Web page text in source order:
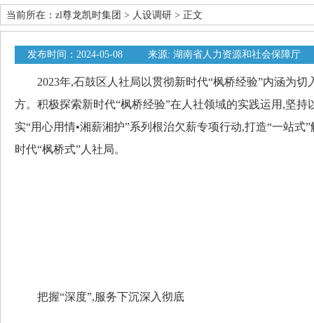
当前所在： zl尊龙凯时集团 > 人设调研 > 正文
发布时间：2024-05-08 来源: 湖南省人力资源和社会保障厅
2023年,石鼓区人社局以贯彻新时代“枫桥经验”内涵为切
方。积极探索新时代“枫桥经验”在人社领域的实践运用,坚持
实“用心用情•湘薪湘护”系列根治欠薪专项行动,打造“一站式
时代“枫桥式”人社局。
把握“深度”,服务下沉深入彻底